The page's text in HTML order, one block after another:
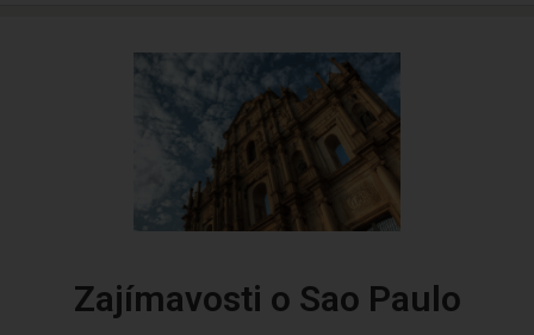
Zajímavosti o Sao Paulo